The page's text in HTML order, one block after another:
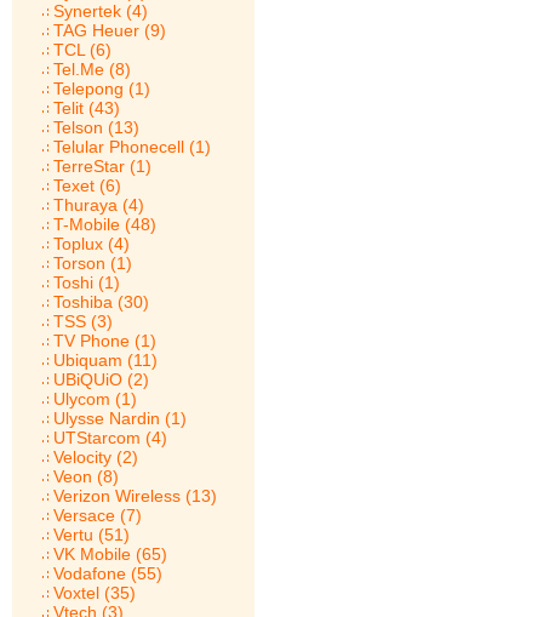
Synertek (4)
TAG Heuer (9)
TCL (6)
Tel.Me (8)
Telepong (1)
Telit (43)
Telson (13)
Telular Phonecell (1)
TerreStar (1)
Texet (6)
Thuraya (4)
T-Mobile (48)
Toplux (4)
Torson (1)
Toshi (1)
Toshiba (30)
TSS (3)
TV Phone (1)
Ubiquam (11)
UBiQUiO (2)
Ulycom (1)
Ulysse Nardin (1)
UTStarcom (4)
Velocity (2)
Veon (8)
Verizon Wireless (13)
Versace (7)
Vertu (51)
VK Mobile (65)
Vodafone (55)
Voxtel (35)
Vtech (3)